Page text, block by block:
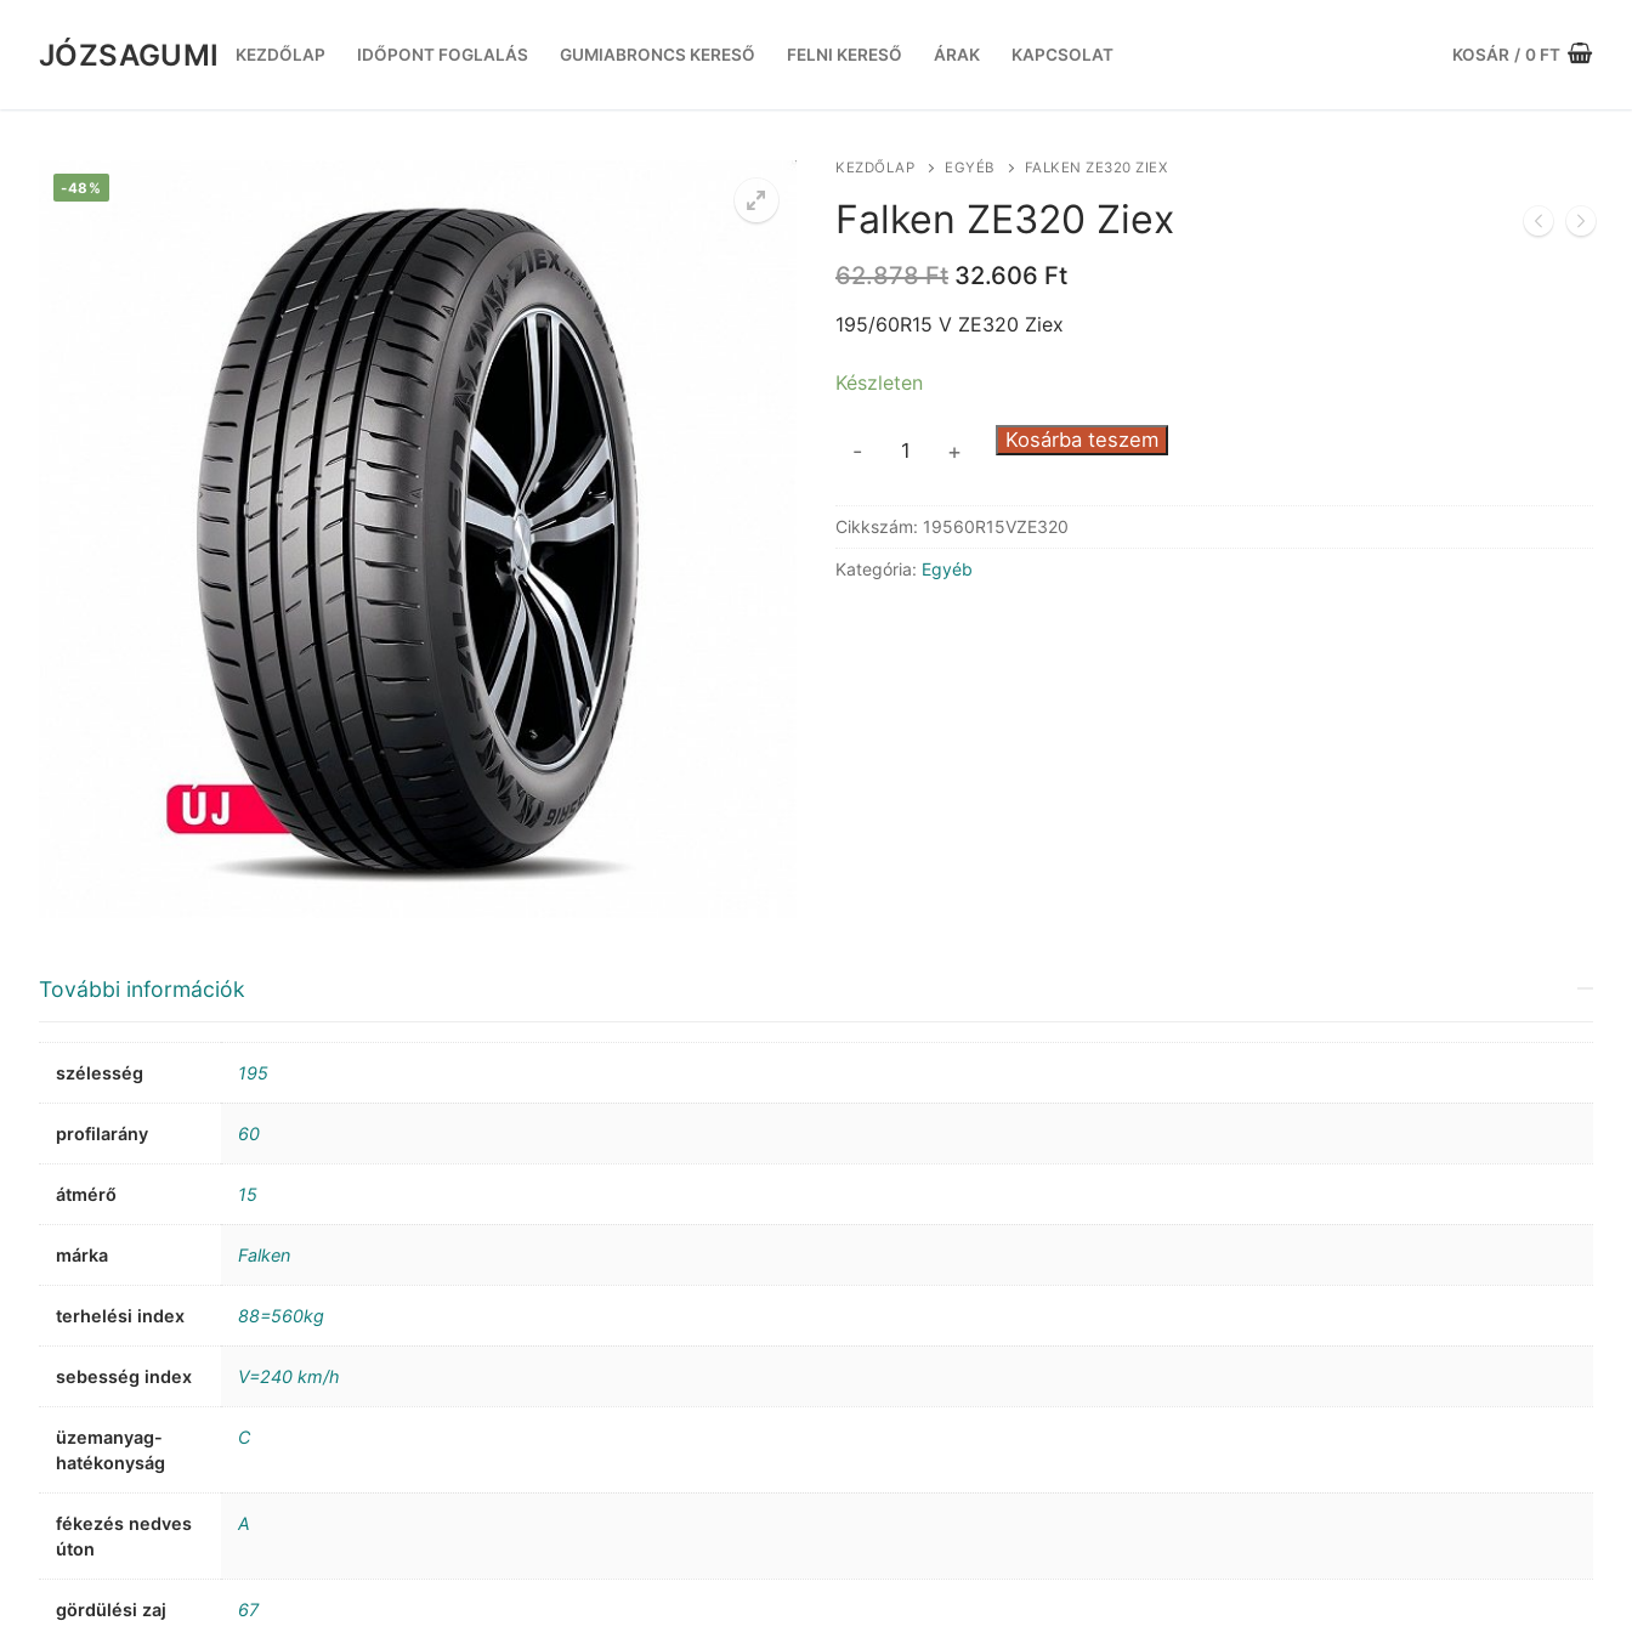
tartalomra
JÓZSAGUMI KEZDŐLAP IDŐPONT FOGLALÁS GUMIABRONCS KERESŐ FELNI KERESŐ ÁRAK KAPCSOLAT KOSÁR / 0 FT
-48%
KEZDŐLAP EGYÉB FALKEN ZE320 ZIEX
Falken ZE320 Ziex
62.878Ft Original
was:
32.606 FtCurrent
195/60R15 V ZE320 Ziex
Készleten
mennyiség
- + Kosárba teszem
Cikkszám: 19560R15VZE320
Kategória: Egyéb
További információk
szélesség 195
profilarány 60
átmérő 15
márka Falken
terhelési index 88=560kg
sebesség index V=240 km/h
üzemanyag-
hatékonyság
C
fékezés nedves
úton
A
gördülési zaj 67